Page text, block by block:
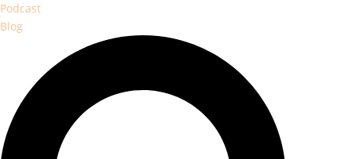
Podcast
Blog